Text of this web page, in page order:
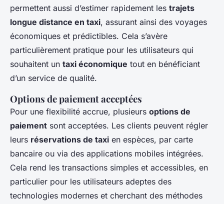
permettent aussi d’estimer rapidement les trajets
longue distance en taxi, assurant ainsi des voyages
économiques et prédictibles. Cela s’avère
particulièrement pratique pour les utilisateurs qui
souhaitent un taxi économique tout en bénéficiant
d’un service de qualité.
Options de paiement acceptées
Pour une flexibilité accrue, plusieurs options de
paiement sont acceptées. Les clients peuvent régler
leurs réservations de taxi en espèces, par carte
bancaire ou via des applications mobiles intégrées.
Cela rend les transactions simples et accessibles, en
particulier pour les utilisateurs adeptes des
technologies modernes et cherchant des méthodes